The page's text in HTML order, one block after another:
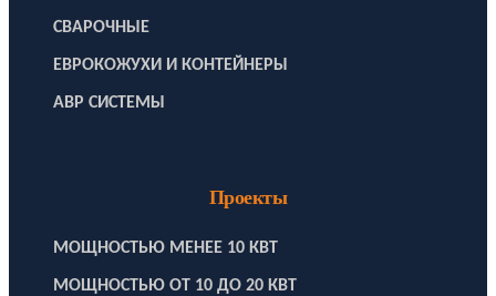
СВАРОЧНЫЕ
ЕВРОКОЖУХИ И КОНТЕЙНЕРЫ
АВР СИСТЕМЫ
Проекты
МОЩНОСТЬЮ МЕНЕЕ 10 КВТ
МОЩНОСТЬЮ ОТ 10 ДО 20 КВТ